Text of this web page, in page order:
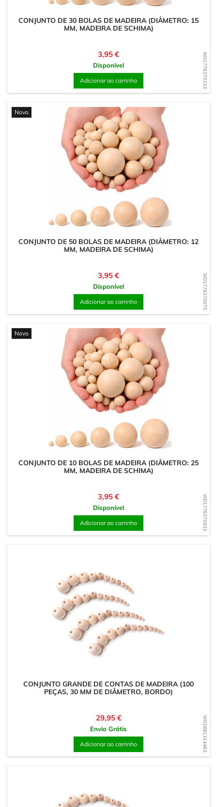
WD1776370333
CONJUNTO DE 30 BOLAS DE MADEIRA (DIÂMETRO: 15
MM, MADEIRA DE SCHIMA)
Preço
3,95 €
Disponível
Adicionar ao carrinho
WD1776370075
Novo
CONJUNTO DE 50 BOLAS DE MADEIRA (DIÂMETRO: 12
MM, MADEIRA DE SCHIMA)
Preço
3,95 €
Disponível
Adicionar ao carrinho
WD1776370932
Novo
CONJUNTO DE 10 BOLAS DE MADEIRA (DIÂMETRO: 25
MM, MADEIRA DE SCHIMA)
Preço
3,95 €
Disponível
Adicionar ao carrinho
WD1681314463
CONJUNTO GRANDE DE CONTAS DE MADEIRA (100
PEÇAS, 30 MM DE DIÂMETRO, BORDO)
Preço
29,95 €
Envio Grátis
Adicionar ao carrinho